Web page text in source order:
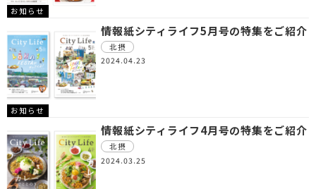
お知らせ
お知らせ
情報紙シティライフ5月号の特集をご紹介
北摂
2024.04.23
情報紙シティライフ4月号の特集をご紹介
北摂
2024.03.25